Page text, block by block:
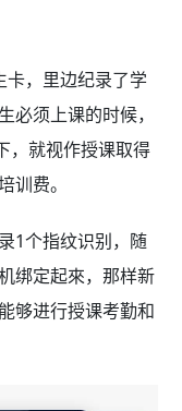
卡，里边纪录了学
必须上课的时候，
，就视作授课取得
训费。
1个指纹识别，随
绑定起來，那样新
够进行授课考勤和